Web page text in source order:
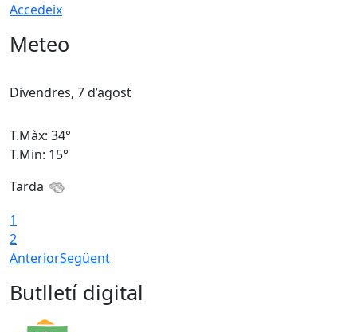
Accedeix
Meteo
Divendres, 7 d’agost
T.Màx: 34°
T.Min: 15°
Tarda
1
2
AnteriorSegüent
Butlletí digital